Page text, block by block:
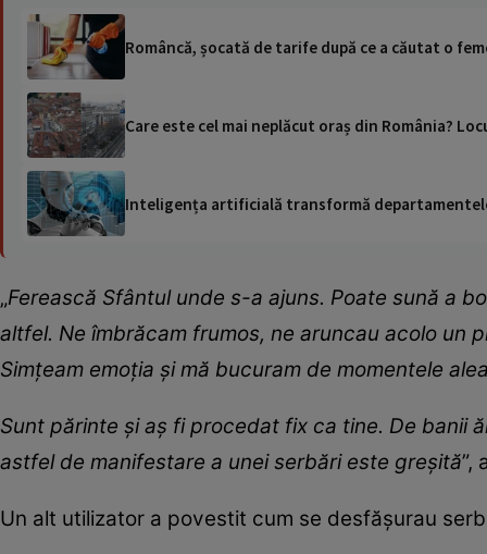
Româncă, șocată de tarife după ce a căutat o
Care este cel mai neplăcut oraș din România?
Inteligența artificială transformă
„Ferească Sfântul unde s-a ajuns. Poate sună a
altfel. Ne îmbrăcam frumos, ne aruncau acolo un
Simțeam emoția și mă bucuram de momentele
Sunt părinte și aș fi procedat fix ca tine. De banii
astfel de manifestare a unei serbări este greșită”,
Un alt utilizator a povestit cum se desfășurau